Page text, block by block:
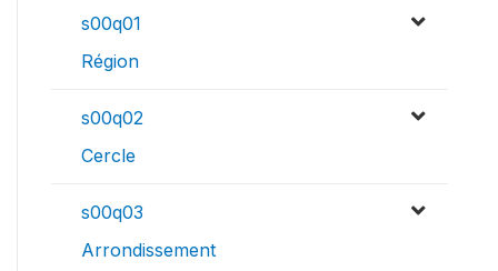
s00q01
Région
s00q02
Cercle
s00q03
Arrondissement